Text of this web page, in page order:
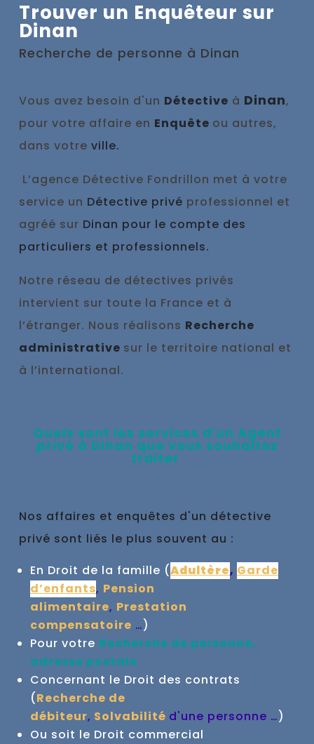
Trouver un Enquêteur sur
Dinan
Recherche de personne à Dinan
Vous avez besoin d'un Détective à Dinan,
pour votre affaire en Enquête ou autres,
dans votre ville.
L’agence Détective Fondrillon met à votre
service un Détective privé professionnel et
agréé sur Dinan pour le compte des
particuliers et professionnels.
Notre réseau de détectives privés
intervient sur toute la France et à
l’étranger. Nous réalisons Recherche
administrative sur le territoire national et
à l’international.
Quels sont les services d'un Agent
privé à Dinan que vous souhaitez
traiter
Nos affaires et enquêtes d'un détective
privé sont liés le plus souvent au :
En Droit de la famille (Adultère, Garde
d’enfants, Pension
alimentaire, Prestation
compensatoire …)
Pour votre Recherche de personne,
adresse postale
Concernant le Droit des contrats
(Recherche de
débiteur, Solvabilité d'une personne …)
Ou soit le Droit commercial